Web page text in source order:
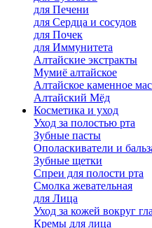
для Печени
для Сердца и сосудов
для Почек
для Иммунитета
Алтайские экстракты
Мумиё алтайское
Алтайское каменное
Алтайский Мёд
Косметика и уход
Уход за полостью рта
Зубные пасты
Ополаскиватели и
Зубные щетки
Спреи для полости рта
Смолка жевательная
для Лица
Уход за кожей вокруг
Кремы для лица